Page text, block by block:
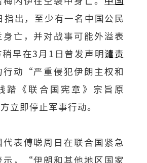
指出，至少有一名中国公民
亡，并对战事可能外溢表
早在3月1日曾发声明谴责
行动“严重侵犯伊朗主权和
《联合国宪章》宗旨原
立即停止军事行动。
表傅聪周日在联合国紧急
示，“伊朗和其他地区国家